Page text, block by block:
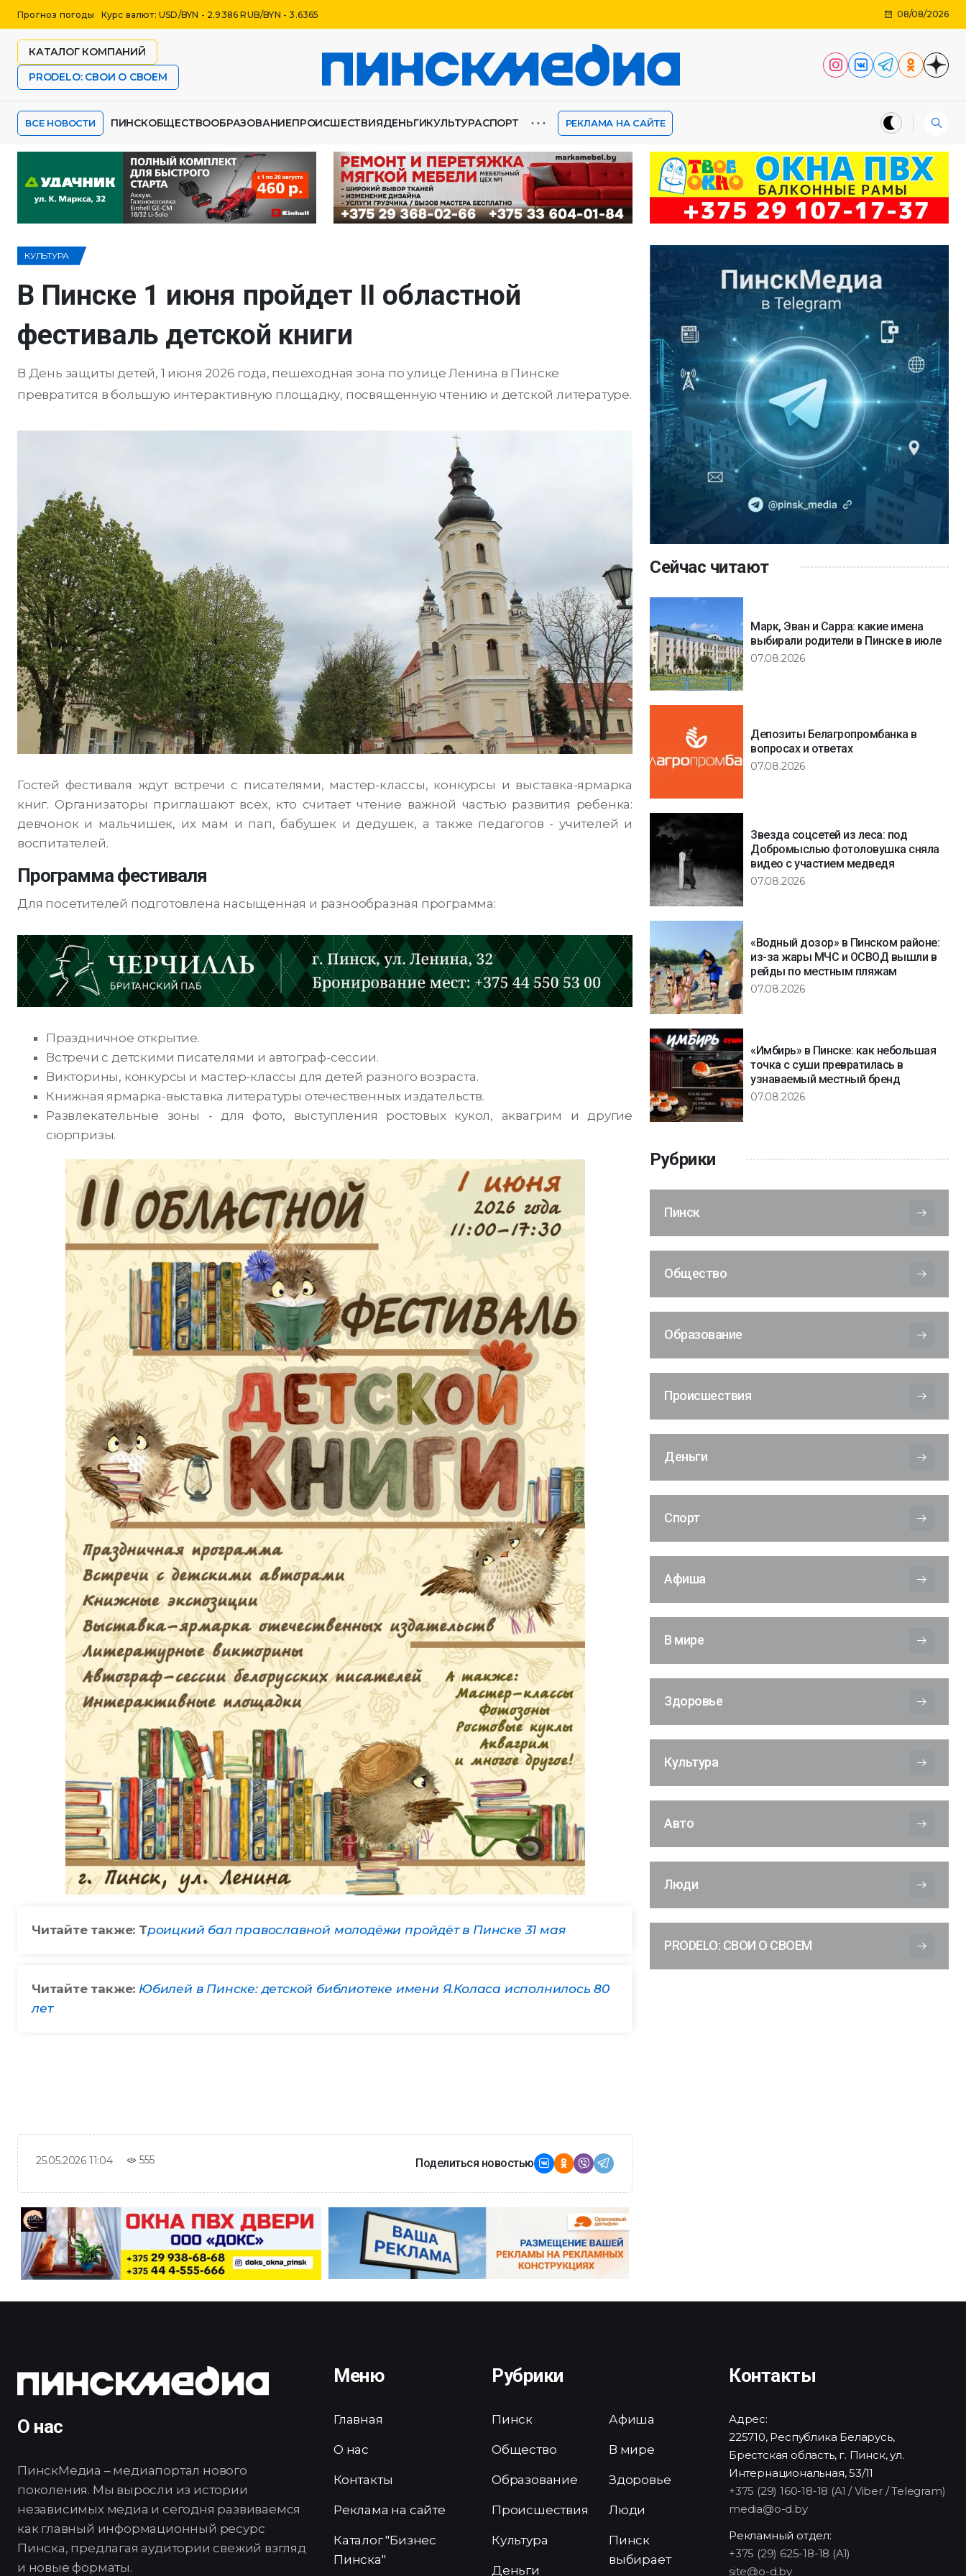
Прогноз погоды Курс валют: USD/BYN - 2.9386 RUB/BYN - 3.6365 08/08/2026
КАТАЛОГ КОМПАНИЙ
PRODELO: СВОИ О СВОЕМ
ВСЕ НОВОСТИ ПИНСКОБЩЕСТВООБРАЗОВАНИЕПРОИСШЕСТВИЯДЕНЬГИКУЛЬТУРАСПОРТ ⋯ РЕКЛАМА НА САЙТЕ
КУЛЬТУРА
В Пинске 1 июня пройдет II областной
фестиваль детской книги
В День защиты детей, 1 июня 2026 года, пешеходная зона по улице Ленина в Пинске
превратится в большую интерактивную площадку, посвященную чтению и детской литературе.
Гостей фестиваля ждут встречи с писателями, мастер-классы, конкурсы и выставка-ярмарка
книг. Организаторы приглашают всех, кто считает чтение важной частью развития ребенка:
девчонок и мальчишек, их мам и пап, бабушек и дедушек, а также педагогов - учителей и
воспитателей.
Программа фестиваля
Для посетителей подготовлена насыщенная и разнообразная программа:
Праздничное открытие.
Встречи с детскими писателями и автограф-сессии.
Викторины, конкурсы и мастер-классы для детей разного возраста.
Книжная ярмарка-выставка литературы отечественных издательств.
Развлекательные зоны - для фото, выступления ростовых кукол, аквагрим и другие
сюрпризы.
Читайте также: Троицкий бал православной молодёжи пройдёт в Пинске 31 мая
Читайте также: Юбилей в Пинске: детской библиотеке имени Я.Коласа исполнилось 80
лет
25.05.2026 11:04 555 Поделиться новостью
Сейчас читают
Марк, Эван и Сарра: какие имена
выбирали родители в Пинске в июле
07.08.2026
Депозиты Белагропромбанка в
вопросах и ответах
07.08.2026
Звезда соцсетей из леса: под
Добромыслью фотоловушка сняла
видео с участием медведя
07.08.2026
«Водный дозор» в Пинском районе:
из-за жары МЧС и ОСВОД вышли в
рейды по местным пляжам
07.08.2026
«Имбирь» в Пинске: как небольшая
точка с суши превратилась в
узнаваемый местный бренд
07.08.2026
Рубрики
Пинск
Общество
Образование
Происшествия
Деньги
Спорт
Афиша
В мире
Здоровье
Культура
Авто
Люди
PRODELO: СВОИ О СВОЕМ
О нас
ПинскМедиа – медиапортал нового
поколения. Мы выросли из истории
независимых медиа и сегодня развиваемся
как главный информационный ресурс
Пинска, предлагая аудитории свежий взгляд
и новые форматы.
Меню
Главная
О нас
Контакты
Реклама на сайте
Каталог "Бизнес
Пинска"
Рубрики
Пинск
Общество
Образование
Происшествия
Культура
Деньги
Афиша
В мире
Здоровье
Люди
Пинск
выбирает
Контакты
Адрес:
225710, Республика Беларусь,
Брестская область, г. Пинск, ул.
Интернациональная, 53/11
+375 (29) 160-18-18 (A1 / Viber / Telegram)
media@o-d.by
Рекламный отдел:
+375 (29) 625-18-18 (A1)
site@o-d.by